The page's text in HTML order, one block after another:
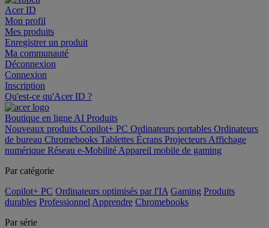
Acer ID
Mon profil
Mes produits
Enregistrer un produit
Ma communauté
Déconnexion
Connexion
Inscription
Qu'est-ce qu'Acer ID ?
Boutique en ligne AI Produits
Nouveaux produits Copilot+ PC Ordinateurs portables Ordinateurs
de bureau Chromebooks Tablettes Écrans Projecteurs Affichage
numérique Réseau e-Mobilité Appareil mobile de gaming
Par catégorie
Copilot+ PC Ordinateurs optimisés par l'IA Gaming Produits
durables Professionnel Apprendre Chromebooks
Par série